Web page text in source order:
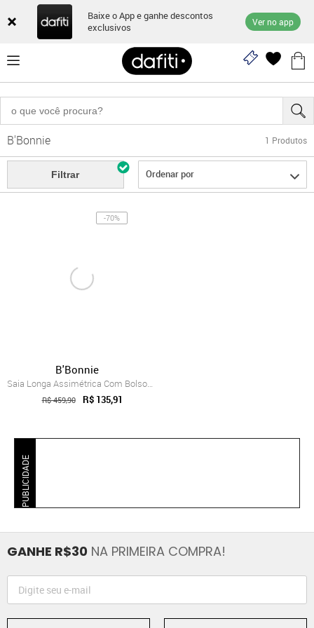
Baixe o App e ganhe descontos
exclusivos
Ver no app
B'Bonnie 1 Produtos
Filtrar Ordenar por
-70%
B'Bonnie
Saia Longa Assimétrica Com Bolsos B’Bonn...
R$ 459,90 R$ 135,91
PUBLICIDADE
GANHE R$30 NA PRIMEIRA COMPRA!